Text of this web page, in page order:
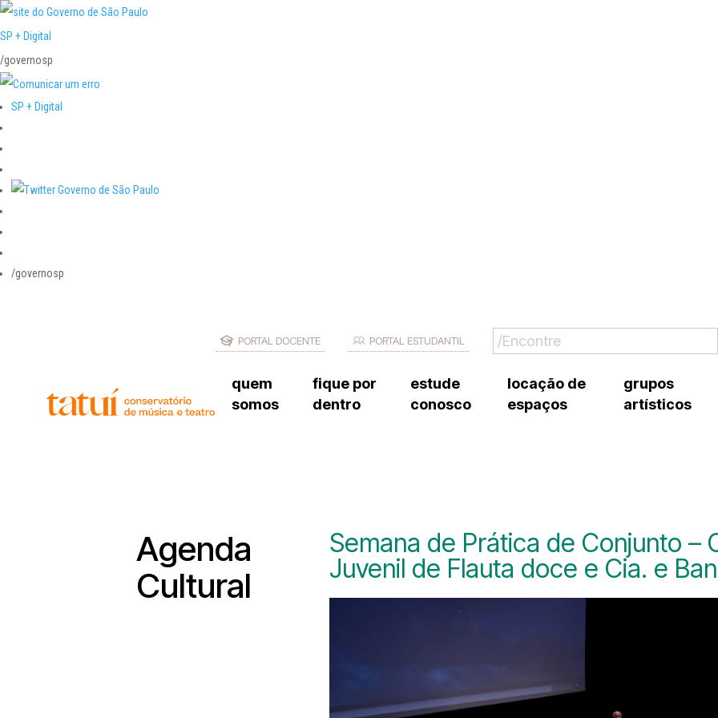
SP + Digital
/governosp
SP + Digital
/governosp
PORTAL DOCENTE PORTAL ESTUDANTIL
quem
somos
fique por
dentro
estude
conosco
locação de
espaços
grupos
artísticos
trabalhe
Agenda
Cultural
Semana de Prática de Conjunto –
Juvenil de Flauta doce e Cia. e